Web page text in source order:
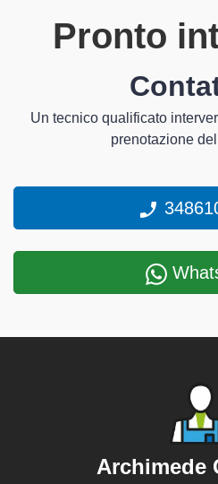
Pronto
Un tecnico qualificato
prenotazione
Archimede